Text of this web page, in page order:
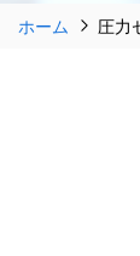
ホーム 圧力